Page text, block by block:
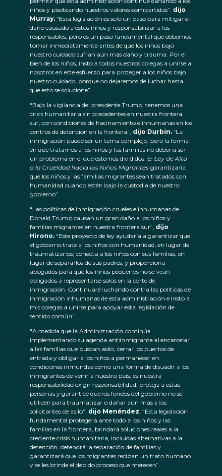
niños y pisoteando nuestros valores compartidos”. dijo
Murray. “Esta legislación es solo un paso para mitigar el
daño causado a estos niños y responsabilizar a los
responsables, pero es un paso fundamental que debemos
tomar inmediatamente antes de que los niños bajo
nuestro cuidado sufran aún más daño y trauma. Por el
bien de los niños, insto a todos nuestros colegas a unirse a
nosotros en este esfuerzo para proteger a los niños bajo
nuestro cuidado, porque no dejaremos de luchar hasta
que esto se solucione”.
“Bajo la vigilancia del presidente Trump, tenemos una
crisis humanitaria sin precedentes en nuestra frontera
sur, con condiciones de hacinamiento e inhumanas en los
centros de detención en la frontera”, dijo Durbin. “La
inmigración puede ser un tema complejo, pero la forma
en que tratamos a los niños y las familias no debería ser
un problema en el que estemos divididos. El Ley de Alto
a la Crueldad hacia los Niños Migrantes garantizaría
que los niños y las familias migrantes sean tratados con
humanidad cuando estén bajo la custodia de nuestro
gobierno”.
“Las políticas de inmigración crueles e inhumanas de
Donald Trump causan un gran daño a los niños y
familias migrantes en nuestra frontera sur”, dijo
Hirono. “Este proyecto de ley ayudaría a garantizar que
el gobierno trate a los niños con humanidad, en lugar de
traumatizarlos; conecta a los niños con sus familias, en
lugar de separarlos de sus padres; y proporciona
abogados para que los niños pequeños no se vean
obligados a representarse solos en la corte de
inmigración. Continuaré luchando contra las políticas de
inmigración inhumanas de esta administración e insto a
mis colegas a unirse para apoyar esta legislación de
sentido común”.
“A medida que la Administración continúa
implementando su agenda antiinmigrante al encarcelar
a las familias que buscan asilo, cerrar los puertos de
entrada y obligar a los niños a permanecer en
condiciones inmundas como una forma de disuadir a los
inmigrantes de venir a nuestro país, es nuestra
responsabilidad exigir responsabilidad, proteja a estas
personas y garantice que los fondos del gobierno no se
utilicen para traumatizar o dañar aún más a los
solicitantes de asilo”, dijo Menéndez. “Esta legislación
fundamental protegerá ante todo a los niños y las
familias en la frontera, brindará soluciones reales a la
creciente crisis humanitaria, incluidas alternativas a la
detención, detendrá la separación de familias y
garantizará que los migrantes reciban un trato humano
y se les brinde el debido proceso que merecen”.